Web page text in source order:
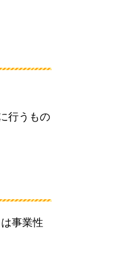
行うもの
事業性